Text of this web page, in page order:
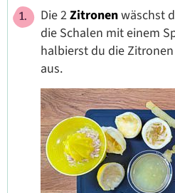
Die 2Zitronenwäschst
die Schalen mit einem
halbierst du die
aus.